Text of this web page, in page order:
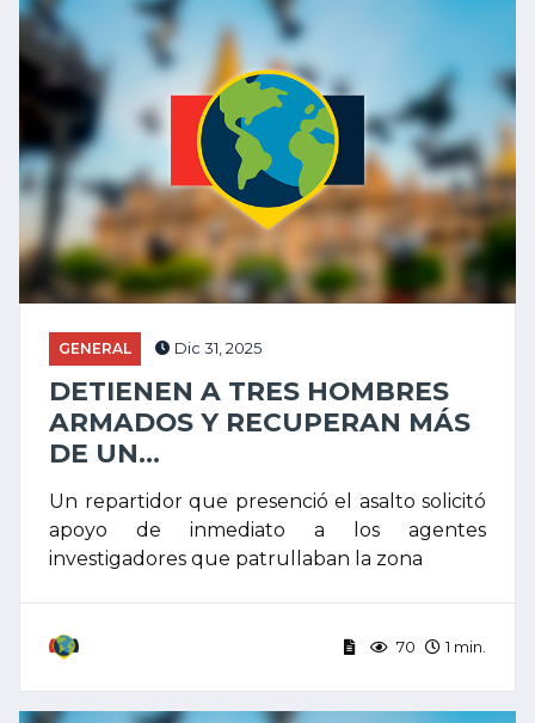
GENERAL Dic 31, 2025
DETIENEN A TRES HOMBRES
ARMADOS Y RECUPERAN MÁS
DE UN...
Un repartidor que presenció el asalto solicitó
apoyo de inmediato a los agentes
investigadores que patrullaban la zona
70 1 min.